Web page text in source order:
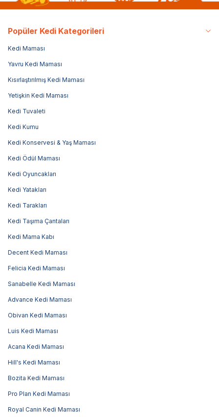
Popüler Kedi Kategorileri
Kedi Maması
Yavru Kedi Maması
Kısırlaştırılmış Kedi Maması
Yetişkin Kedi Maması
Kedi Tuvaleti
Kedi Kumu
Kedi Konservesi & Yaş Maması
Kedi Ödül Maması
Kedi Oyuncakları
Kedi Yatakları
Kedi Tarakları
Kedi Taşıma Çantaları
Kedi Mama Kabı
Decent Kedi Maması
Felicia Kedi Maması
Sanabelle Kedi Maması
Advance Kedi Maması
Obivan Kedi Maması
Luis Kedi Maması
Acana Kedi Maması
Hill's Kedi Maması
Bozita Kedi Maması
Pro Plan Kedi Maması
Royal Canin Kedi Maması